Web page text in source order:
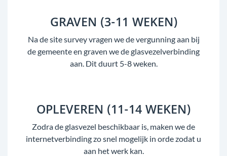
GRAVEN (3-11 WEKEN)
Na de site survey vragen we de vergunning aan bij
de gemeente en graven we de glasvezelverbinding
aan. Dit duurt 5-8 weken.
OPLEVEREN (11-14 WEKEN)
Zodra de glasvezel beschikbaar is, maken we de
internetverbinding zo snel mogelijk in orde zodat u
aan het werk kan.